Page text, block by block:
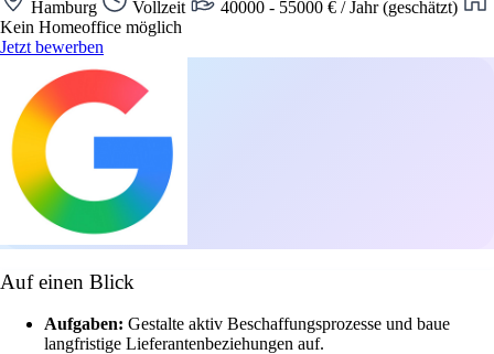
Hamburg Vollzeit
40000 - 55000 € / Jahr (geschätzt)
Kein Homeoffice möglich
Jetzt bewerben
Auf einen Blick
Aufgaben: Gestalte aktiv Beschaffungsprozesse und baue
langfristige Lieferantenbeziehungen auf.